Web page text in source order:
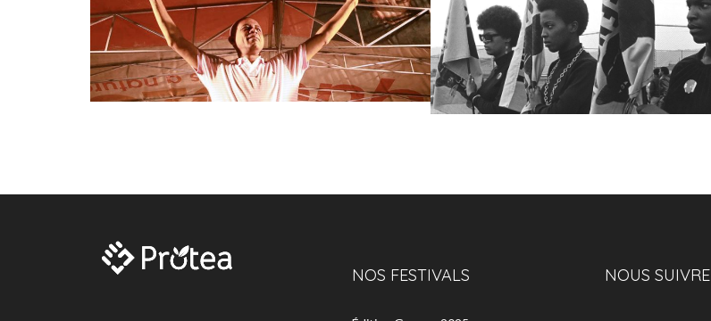
NOS FESTIVALS NOUS SUIVRE